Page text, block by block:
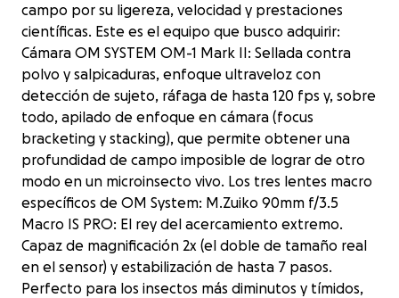
campo por su ligereza, velocidad y prestaciones
científicas. Este es el equipo que busco adquirir:
Cámara OM SYSTEM OM-1 Mark II: Sellada contra
polvo y salpicaduras, enfoque ultraveloz con
detección de sujeto, ráfaga de hasta 120 fps y, sobre
todo, apilado de enfoque en cámara (focus
bracketing y stacking), que permite obtener una
profundidad de campo imposible de lograr de otro
modo en un microinsecto vivo. Los tres lentes macro
específicos de OM System: M.Zuiko 90mm f/3.5
Macro IS PRO: El rey del acercamiento extremo.
Capaz de magnificación 2x (el doble de tamaño real
en el sensor) y estabilización de hasta 7 pasos.
Perfecto para los insectos más diminutos y tímidos,